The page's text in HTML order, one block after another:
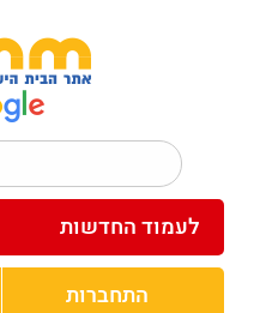
לעמוד החדשות
התחברות